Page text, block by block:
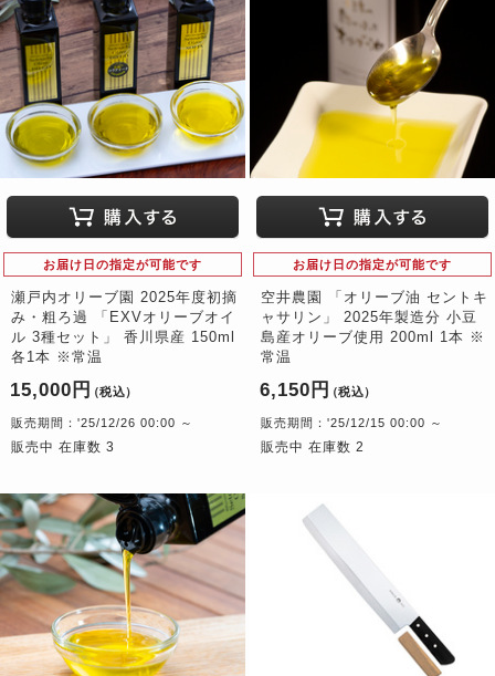
お届け日の指定が可能です
瀬戸内オリーブ園 2025年度初摘
み・粗ろ過 「EXVオリーブオイ
ル 3種セット」 香川県産 150ml
各1本 ※常温
15,000円 （税込）
販売期間：'25/12/26 00:00 ～
販売中 在庫数 3
お届け日の指定が可能です
空井農園 「オリーブ油 セントキ
ャサリン」 2025年製造分 小豆
島産オリーブ使用 200ml 1本 ※
常温
6,150円 （税込）
販売期間：'25/12/15 00:00 ～
販売中 在庫数 2